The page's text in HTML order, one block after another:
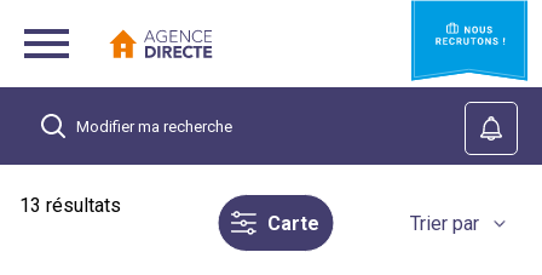
Modifier ma recherche
Localisation
13 résultats
Carte Trier par